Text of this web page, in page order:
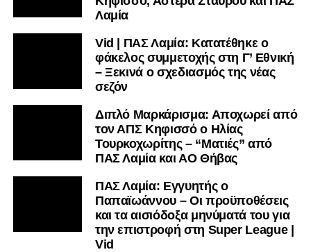
υπόλοιπο κόσμο. Ακολουθήστε το lamiara.gr στο
μαθαίνετε σε χρόνο dt όλα τα νέα.
Λαμία
Vid | ΠΑΣ Λαμία: Κατατέθηκε ο
φάκελος συμμετοχής στη Γ’ Εθνική
– Ξεκινά ο σχεδιασμός της νέας
σεζόν
Διπλό Μαρκάρισμα: Αποχωρεί από
τον ΑΠΣ Κηφισσό ο Ηλίας
Τουρκοχωρίτης – “Ματιές” από
ΠΑΣ Λαμία και ΑΟ Θήβας
ΠΑΣ Λαμία: Εγγυητής ο
Παπαϊωάννου – Οι προϋποθέσεις
και τα αισιόδοξα μηνύματά του για
την επιστροφή στη Super League |
Vid